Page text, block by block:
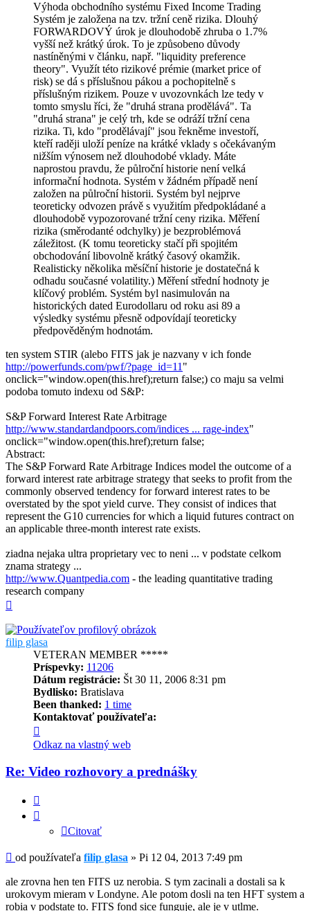
Výhoda obchodního systému Fixed Income Trading
Systém je založena na tzv. tržní ceně rizika. Dlouhý
FORWARDOVÝ úrok je dlouhodobě zhruba o 1.7%
vyšší než krátký úrok. To je způsobeno důvody
nastíněnými v článku, např. "liquidity preference
theory". Využít této rizikové prémie (market price of
risk) se dá s příslušnou pákou a pochopitelně s
příslušným rizikem. Pouze v uvozovnkách lze tedy v
tomto smyslu říci, že "druhá strana prodělává". Ta
"druhá strana" je celý trh, kde se odráží tržní cena
rizika. Ti, kdo "prodělávají" jsou řekněme investoří,
kteří raději uloží peníze na krátké vklady s očekávaným
nižším výnosem než dlouhodobé vklady. Máte
naprostou pravdu, že půlroční historie není velká
informační hodnota. Systém v žádném případě není
založen na půlroční historii. Systém byl nejprve
teoreticky odvozen právě s využitím předpokládané a
dlouhodobě vypozorované tržní ceny rizika. Měření
rizika (směrodanté odchylky) je bezproblémová
záležitost. (K tomu teoreticky stačí při spojitém
obchodování libovolně krátký časový okamžik.
Realisticky několika měsíční historie je dostatečná k
odhadu současné volatility.) Měření střední hodnoty je
klíčový problém. Systém byl nasimulován na
historických dated Eurodollaru od roku asi 89 a
výsledky systému přesně odpovídají teoreticky
předpověděným hodnotám.
ten system STIR (alebo FITS jak je nazvany v ich fonde
http://powerfunds.com/pwf/?page_id=11 "
onclick="window.open(this.href);return false;) co maju sa velmi
podoba tomuto indexu od S&P:
S&P Forward Interest Rate Arbitrage
http://www.standardandpoors.com/indices ... rage-index"
onclick="window.open(this.href);return false;
Abstract:
The S&P Forward Rate Arbitrage Indices model the outcome of a
forward interest rate arbitrage strategy that seeks to profit from the
commonly observed tendency for forward interest rates to be
overstated by the spot yield curve. They consist of indices that
represent the G10 currencies for which a liquid futures contract on
an applicable three-month interest rate exists.
ziadna nejaka ultra proprietary vec to neni ... v podstate celkom
znama strategy ...
http://www.Quantpedia.com - the leading quantitative trading
research company
filip glasa
VETERAN MEMBER *****
Príspevky: 11206
Dátum registrácie: Št 30 11, 2006 8:31 pm
Bydlisko: Bratislava
Been thanked: 1 time
Kontaktovať používateľa:
informácie
používateľa
-
filip
Odkaz na vlastný web
Re: Video rozhovory a prednášky
Citovať
Príspevok
od používateľa filip glasa » Pi 12 04, 2013 7:49 pm
ale zrovna hen ten FITS uz nerobia. S tym zacinali a dostali sa k
urokovym mieram v Londyne. Ale potom dosli na ten HFT system a
robia v podstate to. FITS fond sice funguje, ale je v utlme.